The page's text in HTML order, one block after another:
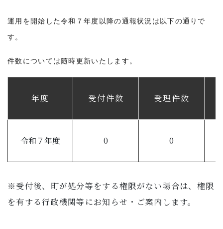
運用を開始した令和７年度以降の通報状況は以下の通りで
す。
件数については随時更新いたします。
年度 受付件数 受理件数
令和７年度 0 0
※受付後、町が処分等をする権限がない場合は、権限
を有する行政機関等にお知らせ・ご案内します。